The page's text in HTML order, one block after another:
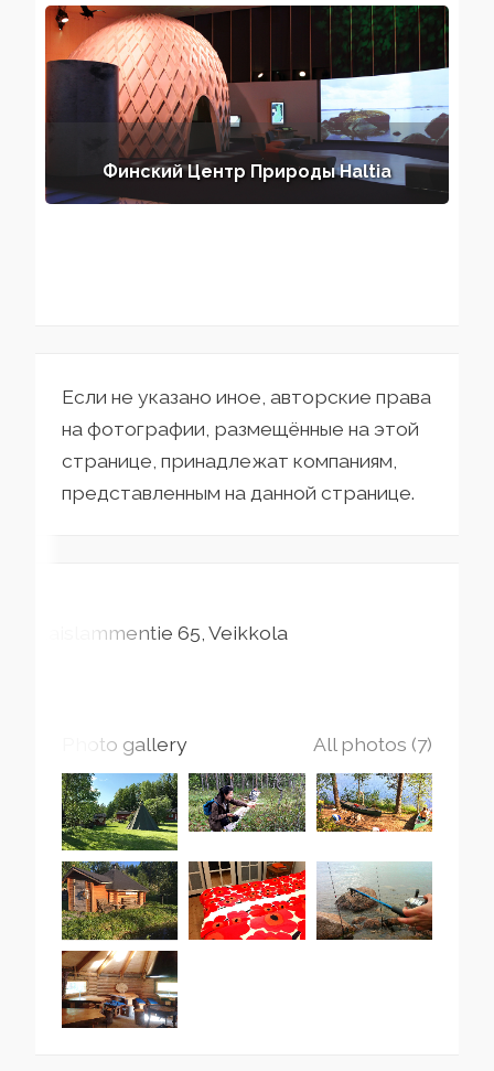
Финский Центр Природы Haltia
Если не указано иное, авторские права
на фотографии, размещённые на этой
странице, принадлежат компаниям,
представленным на данной странице.
Kaislammentie 65 Veikkola
Photo gallery All photos (7)